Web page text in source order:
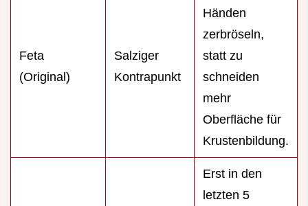
Feta
(Original)
Salziger
Kontrapunkt
Händen
zerbröseln,
statt zu
schneiden
mehr
Oberfläche für
Krustenbildung.
Erst in den
letzten 5